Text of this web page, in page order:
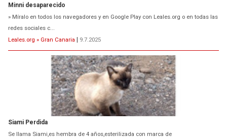
Minni desaparecido
» Míralo en todos los navegadores y en Google Play con Leales.org o en todas las
redes sociales c...
Leales.org » Gran Canaria | 9.7.2025
Siami Perdida
Se llama Siami,es hembra de 4 años,esterilizada con marca de